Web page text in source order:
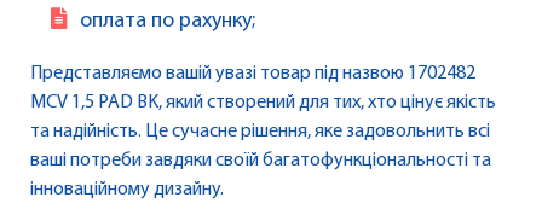
оплата по рахунку;
Представляємо вашій увазі товар під назвою 1702482
MCV 1,5 PAD BK, який створений для тих, хто цінує якість
та надійність. Це сучасне рішення, яке задовольнить всі
ваші потреби завдяки своїй багатофункціональності та
інноваційному дизайну.